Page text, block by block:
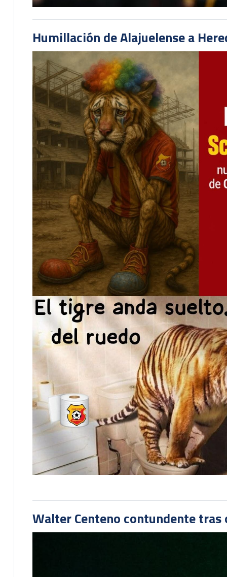
Humillación de Alajuelense a
Walter Centeno contundente tras